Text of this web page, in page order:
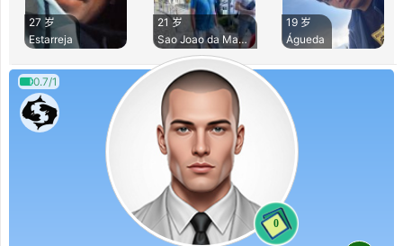
27 岁
Estarreja
21 岁
Sao Joao da Madeir
19 岁
Águeda
0.7/1
0